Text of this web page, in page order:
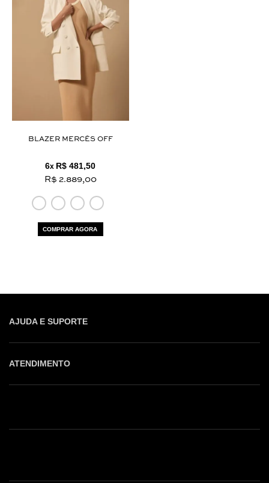
BLAZER MERCÊS OFF
6x R$ 481,50
R$ 2.889,00
COMPRAR AGORA
AJUDA E SUPORTE
ATENDIMENTO
Nossas Lojas